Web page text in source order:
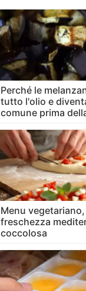
Perché le
tutto l'olio e
comune prima
Menu
freschezza
coccolosa